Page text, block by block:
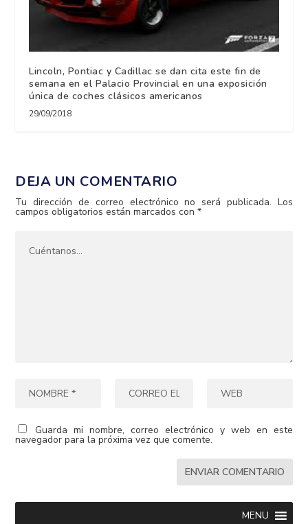
Lincoln, Pontiac y Cadillac se dan cita este fin de
semana en el Palacio Provincial en una exposición
única de coches clásicos americanos
29/09/2018
DEJA UN COMENTARIO
Tu dirección de correo electrónico no será publicada. Los
campos obligatorios están marcados con*
Guarda mi nombre, correo electrónico y web en este
navegador para la próxima vez que comente.
MENU